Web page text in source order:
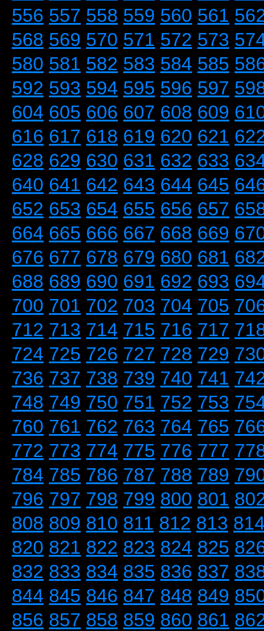
556 557 558 559 560 561
568 569 570 571 572 573
580 581 582 583 584 585
592 593 594 595 596 597
604 605 606 607 608 609
616 617 618 619 620 621
628 629 630 631 632 633
640 641 642 643 644 645
652 653 654 655 656 657
664 665 666 667 668 669
676 677 678 679 680 681
688 689 690 691 692 693
700 701 702 703 704 705
712 713 714 715 716 717
724 725 726 727 728 729
736 737 738 739 740 741
748 749 750 751 752 753
760 761 762 763 764 765
772 773 774 775 776 777
784 785 786 787 788 789
796 797 798 799 800 801
808 809 810 811 812 813
820 821 822 823 824 825
832 833 834 835 836 837
844 845 846 847 848 849
856 857 858 859 860 861